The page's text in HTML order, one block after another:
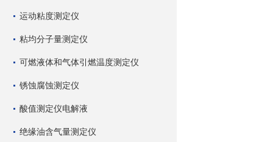
运动粘度测定仪
粘均分子量测定仪
可燃液体和气体引燃温度测定仪
锈蚀腐蚀测定仪
酸值测定仪电解液
绝缘油含气量测定仪